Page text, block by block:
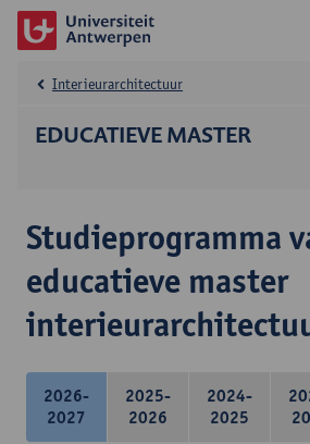
EDUCATIEVE MASTER
Interieurarchitectuur
Studieprogramma
educatieve master
2026-
2027
2025-
2026
2024-
2025